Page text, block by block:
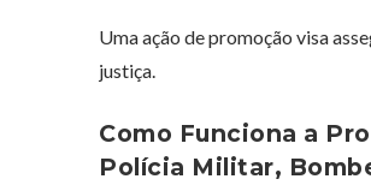
Uma ação de promoção visa
justiça.
Como Funciona a
Polícia Militar,